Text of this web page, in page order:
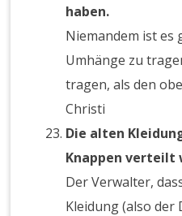
haben.
Niemandem ist es
Umhänge zu
tragen, als den
Christi
Die alten
Knappen verteilt
Der Verwalter,
Kleidung (also